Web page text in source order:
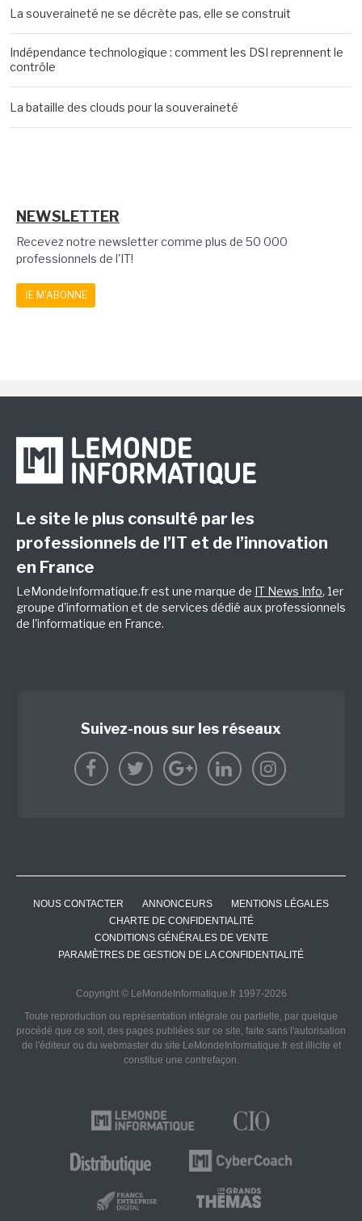
La souveraineté ne se décrète pas, elle se construit
Indépendance technologique : comment les DSI reprennent le
contrôle
La bataille des clouds pour la souveraineté
NEWSLETTER
Recevez notre newsletter comme plus de 50 000
professionnels de l'IT!
JE M'ABONNE
Le site le plus consulté par les
professionnels de l’IT et de l’innovation
en France
LeMondeInformatique.fr est une marque de IT News Info, 1er
groupe d'information et de services dédié aux professionnels
de l'informatique en France.
Suivez-nous sur les réseaux
NOUS CONTACTER ANNONCEURS
MENTIONS LÉGALES
CHARTE DE CONFIDENTIALITÉ
CONDITIONS GÉNÉRALES DE VENTE
PARAMÈTRES DE GESTION DE LA CONFIDENTIALITÉ
Copyright © LeMondeInformatique.fr 1997-2026
Toute reproduction ou représentation intégrale ou partielle, par quelque
procédé que ce soit, des pages publiées sur ce site, faite sans l'autorisation
de l'éditeur ou du webmaster du site LeMondeInformatique.fr est illicite et
constitue une contrefaçon.